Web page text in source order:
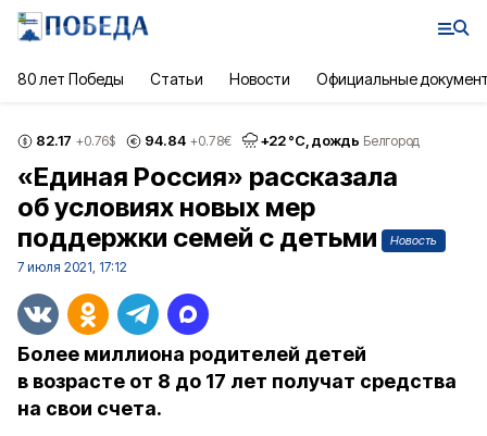
80 лет Победы Статьи Новости Официальные
82.17 +0.76$ 94.84 +0.78€ +22°С, дождь Белгород
«Единая Россия» рассказала
об условиях новых мер
поддержки семей с детьми
Новость
7 июля 2021, 17:12
Более миллиона родителей детей
в возрасте от 8 до 17 лет получат средства
на свои счета.